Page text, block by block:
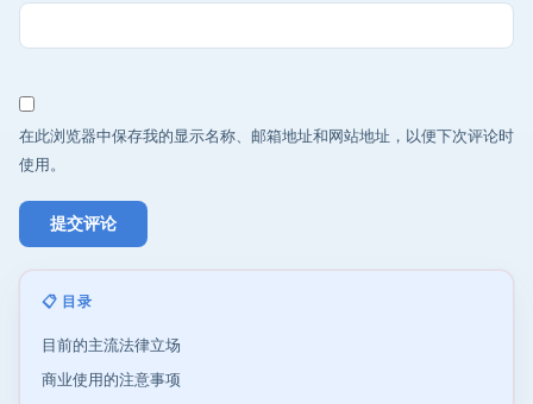
在此浏览器中保存我的显示名称、邮箱地址和网站地址，以便下次评论时
使用。
📋 目录
目前的主流法律立场
商业使用的注意事项